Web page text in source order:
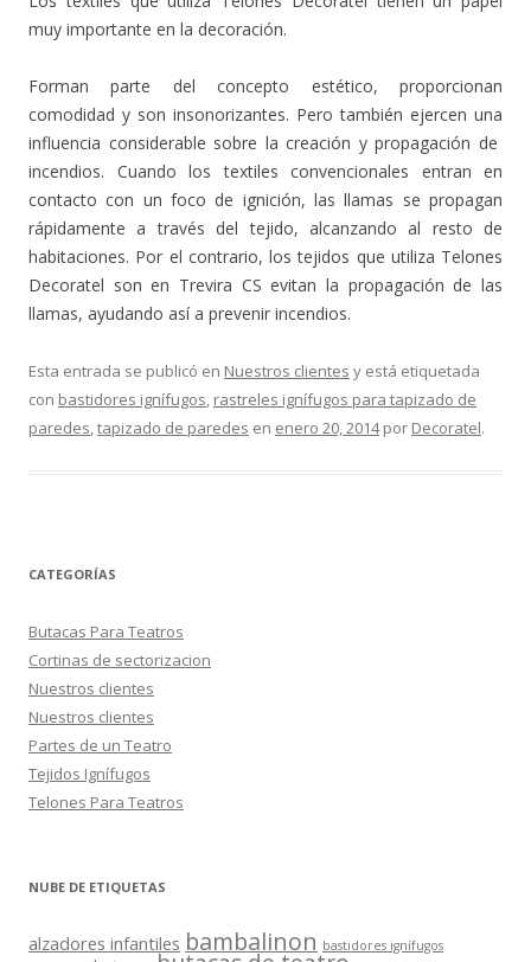
muy importante en la decoración.
Forman parte del concepto estético, proporcionan
comodidad y son insonorizantes. Pero también ejercen una
influencia considerable sobre la creación y propagación de
incendios. Cuando los textiles convencionales entran en
contacto con un foco de ignición, las llamas se propagan
rápidamente a través del tejido, alcanzando al resto de
habitaciones. Por el contrario, los tejidos que utiliza Telones
Decoratel son en Trevira CS evitan la propagación de las
llamas, ayudando así a prevenir incendios.
Esta entrada se publicó en Nuestros clientes y está etiquetada
con bastidores ignífugos, rastreles ignífugos para tapizado de
paredes,tapizado de paredes en enero 20, 2014por Decoratel.
CATEGORÍAS
Butacas Para Teatros
Cortinas de sectorizacion
Nuestros clientes
Nuestros clientes
Partes de un Teatro
Tejidos Ignífugos
Telones Para Teatros
NUBE DE ETIQUETAS
alzadores infantiles bambalinon bastidores ignífugos